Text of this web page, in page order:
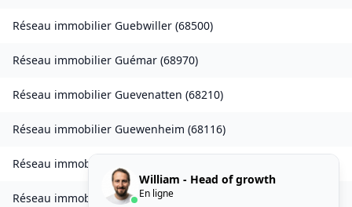
Réseau immobilier Guebwiller (68500)
Réseau immobilier Guémar (68970)
Réseau immobilier Guevenatten (68210)
Réseau immobilier Guewenheim (68116)
Réseau immobilier
Réseau immobilierGunsbach(
William - Head of growth
En ligne